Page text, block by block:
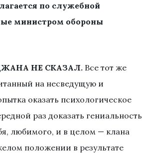
по служебной
министром обороны
НЕ СКАЗАЛ. Все тот же
на несведущую и
оказать психологическое
раз доказать гениальность
любимого, и в целом — клана
положении в результате